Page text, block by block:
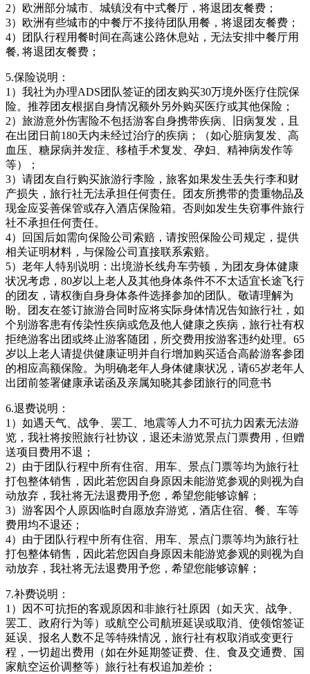
2）欧洲部分城市、城镇没有中式餐厅，将退团友餐费；
3）欧洲有些城市的中餐厅不接待团队用餐，将退团友餐费；
4）团队行程用餐时间在高速公路休息站，无法安排中餐厅用
餐, 将退团友餐费；
5.保险说明：
1）我社为办理ADS团队签证的团友购买30万境外医疗住院保
险。推荐团友根据自身情况额外另外购买医疗或其他保险；
2）旅游意外伤害险不包括游客自身携带疾病、旧病复发，且
在出团日前180天内未经过治疗的疾病；（如心脏病复发、高
血压、糖尿病并发症、移植手术复发、孕妇、精神病发作等
等）；
3）请团友自行购买旅游行李险，旅客如果发生丢失行李和财
产损失，旅行社无法承担任何责任。团友所携带的贵重物品及
现金应妥善保管或存入酒店保险箱。否则如发生失窃事件旅行
社不承担任何责任。
4）回国后如需向保险公司索赔，请按照保险公司规定，提供
相关证明材料，与保险公司直接联系索赔。
5）老年人特别说明：出境游长线舟车劳顿，为团友身体健康
状况考虑，80岁以上老人及其他身体条件不不太适宜长途飞行
的团友，请权衡自身身体条件选择参加的团队。敬请理解为
盼。团友在签订旅游合同时应将实际身体情况告知旅行社，如
个别游客患有传染性疾病或危及他人健康之疾病，旅行社有权
拒绝游客出团或终止游客随团，所交费用按游客违约处理。65
岁以上老人请提供健康证明并自行增加购买适合高龄游客参团
的相应高额保险。为明确老年人身体健康状况，请65岁老年人
出团前签署健康承诺函及亲属知晓其参团旅行的同意书
6.退费说明：
1）如遇天气、战争、罢工、地震等人力不可抗力因素无法游
览，我社将按照旅行社协议，退还未游览景点门票费用，但赠
送项目费用不退；
2）由于团队行程中所有住宿、用车、景点门票等均为旅行社
打包整体销售，因此若您因自身原因未能游览参观的则视为自
动放弃，我社将无法退费用予您，希望您能够谅解；
3）游客因个人原因临时自愿放弃游览，酒店住宿、餐、车等
费用均不退还；
4）由于团队行程中所有住宿、用车、景点门票等均为旅行社
打包整体销售，因此若您因自身原因未能游览参观的则视为自
动放弃，我社将无法退费用予您，希望您能够谅解；
7.补费说明：
1）因不可抗拒的客观原因和非旅行社原因（如天灾、战争、
罢工、政府行为等）或航空公司航班延误或取消、使领馆签证
延误、报名人数不足等特殊情况，旅行社有权取消或变更行
程，一切超出费用（如在外延期签证费、住、食及交通费、国
家航空运价调整等）旅行社有权追加差价；